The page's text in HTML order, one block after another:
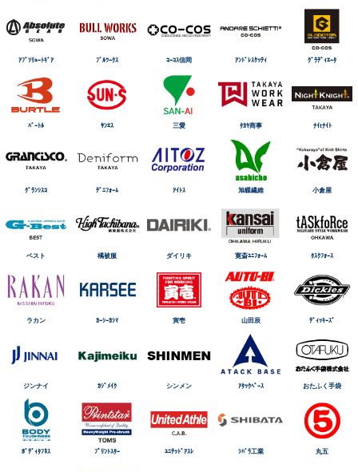
ｱﾌﾞｿﾘｭｰﾄｷﾞｱ ﾌﾞﾙﾜｰｸｽ ｺｰｺｽ信岡 ｱﾝﾄﾞﾚｽｹｯﾃｨ ｸﾞﾗﾃﾞｨｴｰﾀ
ﾊﾞｰﾄﾙ ｻﾝｴｽ 三愛 ﾀｶﾔ商事 ﾅｲtﾅｲﾄ
ｸﾞﾗﾝｼｽｺ ﾃﾞﾆﾌｫｰﾑ ｱｲﾄｽ 旭蝶繊維 小倉屋
ベスト 橘被服 ダイリキ 寛斎ﾕﾆﾌｫｰﾑ ﾀｽｸﾌｫｰｽ
ラカン ｶｰｼｰｶｼﾏ 寅壱 山田辰 ﾃﾞｨｯｷｰｽﾞ
ジンナイ ｶｼﾞﾒｲｸ シンメン ｱﾀｯｸﾍﾞｰｽ おたふく手袋
ﾎﾞﾃﾞｨﾀﾌﾈｽ ﾌﾟﾘﾝﾄｽﾀｰ ﾕﾆﾃｯﾄﾞｱｽﾚ ｼﾊﾞﾗ工業 丸五